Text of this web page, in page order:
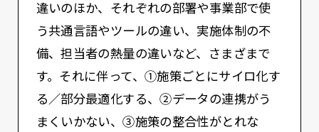
違いのほか、それぞれの部署や事業部で使
う共通言語やツールの違い、実施体制の不
備、担当者の熱量の違いなど、さまざまで
す。それに伴って、①施策ごとにサイロ化す
る／部分最適化する、②データの連携がう
まくいかない、③施策の整合性がとれな